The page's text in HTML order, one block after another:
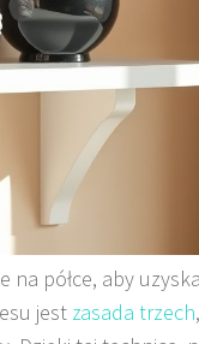
na półce, aby
jest zasada trzech